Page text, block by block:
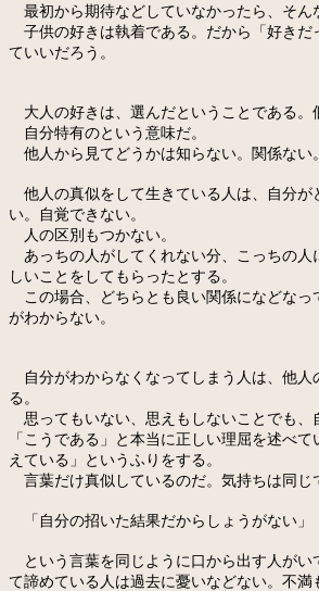
最初から期待などしていなかったら、そん
子供の好きは執着である。だから「好きだ
ていいだろう。
大人の好きは、選んだということである。
自分特有のという意味だ。
他人から見てどうかは知らない。関係ない
他人の真似をして生きている人は、自分が
い。自覚できない。
人の区別もつかない。
あっちの人がしてくれない分、こっちの人
しいことをしてもらったとする。
この場合、どちらとも良い関係になどなっ
がわからない。
自分がわからなくなってしまう人は、他人
る。
思ってもいない、思えもしないことでも、
「こうである」と本当に正しい理屈を述べ
えている」というふりをする。
言葉だけ真似しているのだ。気持ちは同じ
「自分の招いた結果だからしょうがない」
という言葉を同じように口から出す人がい
て諦めている人は過去に憂いなどない。不満